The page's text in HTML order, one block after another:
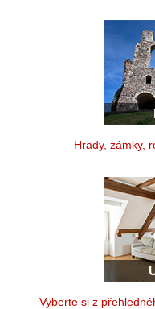
Hrady, zámky,
Vyberte si z